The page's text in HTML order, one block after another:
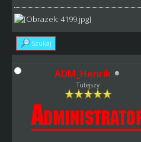
Szukaj
ADM_Henrik
Tutejszy